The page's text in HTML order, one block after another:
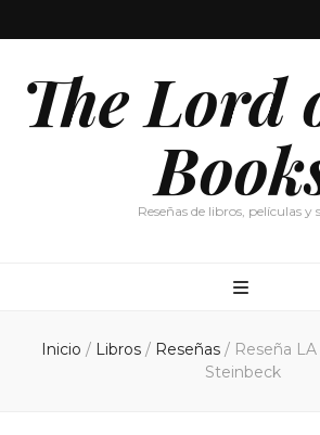
The Lord
Reseñas de libros, películas y
Inicio / Libros / Reseñas / Reseña
Steinbeck